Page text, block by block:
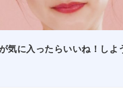
気に入ったらいいね！しよ